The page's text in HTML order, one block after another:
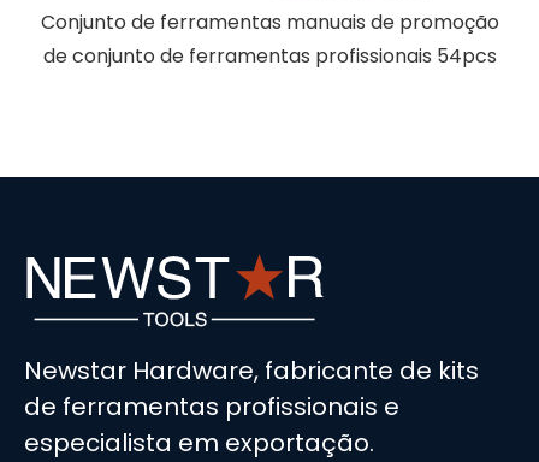
Newstar Hardware, fabricante de kits
de ferramentas profissionais e
especialista em exportação.